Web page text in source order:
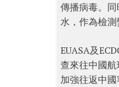
傳播病毒。
水，作為檢測
EUASA及
查來往中國
加強往返中國